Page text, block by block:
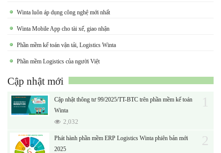
Winta luôn áp dụng công nghệ mới nhất
Winta Mobile App cho tài xế, giao nhận
Phần mềm kế toán vận tải, Logistics Winta
Phần mềm Logistics của người Việt
Cập nhật mới
Cập nhật thông tư 99/2025/TT-BTC trên phần mềm kế toán
Winta
2,032
1
Phát hành phần mềm ERP Logistics Winta phiên bản mới
2025
2